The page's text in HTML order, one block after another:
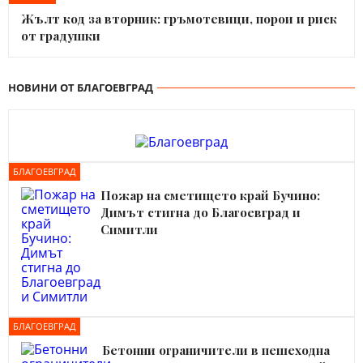
Жълт код за вторник: гръмотевици, порои и риск
от градушки
НОВИНИ ОТ БЛАГОЕВГРАД
БЛАГОЕВГРАД
Пожар на сметището край Бучино:
Димът стигна до Благоевград и
Симитли
БЛАГОЕВГРАД
Бетонни ограничители в пешеходна